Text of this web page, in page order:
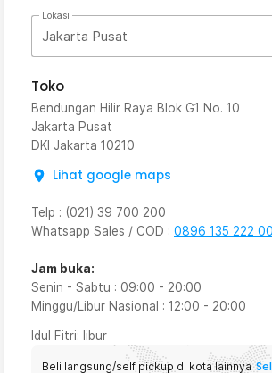
Lokasi
Jakarta Pusat
Toko
Bendungan Hilir Raya Blok G1 No. 10
Jakarta Pusat
DKI Jakarta 10210
Lihat google maps
Telp : (021) 39 700 200
Whatsapp Sales / COD : 0896 135 222 00
Jam buka:
Senin - Sabtu : 09:00 - 20:00
Minggu/Libur Nasional : 12:00 - 20:00
Idul Fitri: libur
Beli langsung/self pickup di kota lainnya